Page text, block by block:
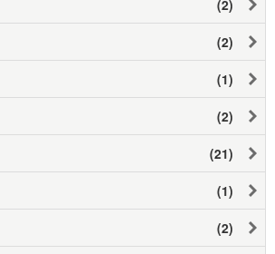
(2)
(2)
(1)
(2)
(21)
(1)
(2)